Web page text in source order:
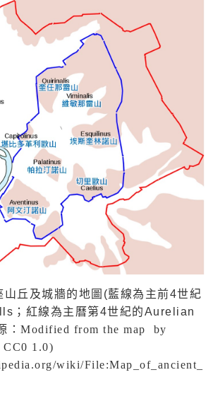
丘及城牆的地圖 (藍線為主前4世紀
；紅線為主曆第4世紀的Aurelian
：Modified from the map by
1.0)
wiki/File:Map_of_ancient_